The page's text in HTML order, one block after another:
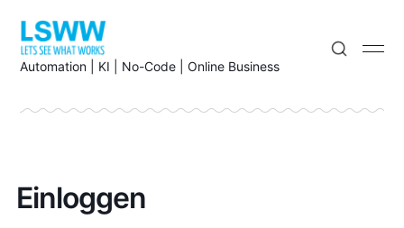
Automation | KI | No-Code | Online Business
Einloggen